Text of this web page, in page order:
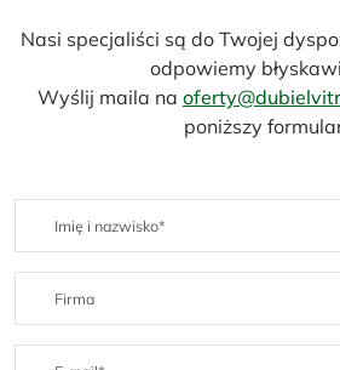
Nasi specjaliści są do Twojej
odpowiemy
Wyślij maila na
poniższy